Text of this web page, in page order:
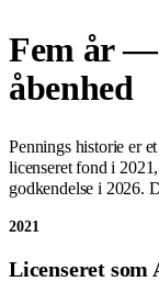
Fem år
åbenhed
Pennings historie er
licenseret fond i
godkendelse i 2026.
2021
Licenseret som